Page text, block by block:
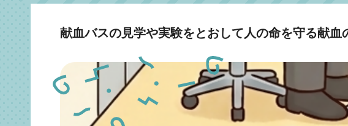
献血バスの見学や実験をとおして人の命を守る献血